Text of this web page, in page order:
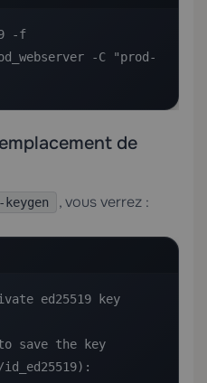
-f
-C "prod-
de
keygen , vous verrez :
ed25519 key
save the key